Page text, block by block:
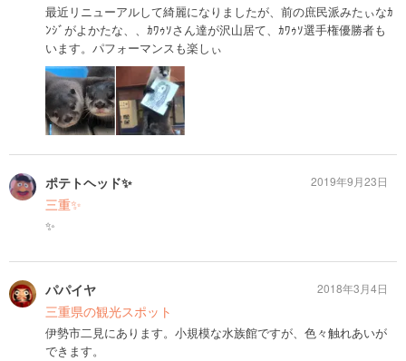
最近リニューアルして綺麗になりましたが、前の庶民派みたぃなｶ
ﾝｼﾞがよかたな、、ｶﾜｩｿさん達が沢山居て、ｶﾜｩｿ選手権優勝者も
います。パフォーマンスも楽しぃ
ポテトヘッド✨
三重✨
✨
2019年9月23日
パパイヤ
三重県の観光スポット
伊勢市二見にあります。小規模な水族館ですが、色々触れあいが
できます。
2018年3月4日